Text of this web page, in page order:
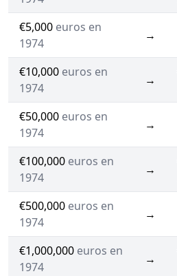
€5,000 euros en
1974
→
€10,000 euros en
1974
→
€50,000 euros en
1974
→
€100,000 euros en
1974
→
€500,000 euros en
1974
→
€1,000,000 euros en
1974
→